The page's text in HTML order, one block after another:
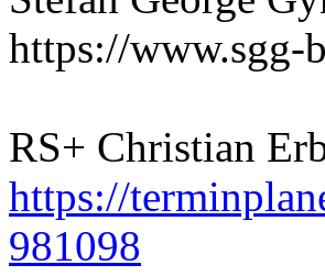
https://www.sgg-
RS+ Christian
https://
981098